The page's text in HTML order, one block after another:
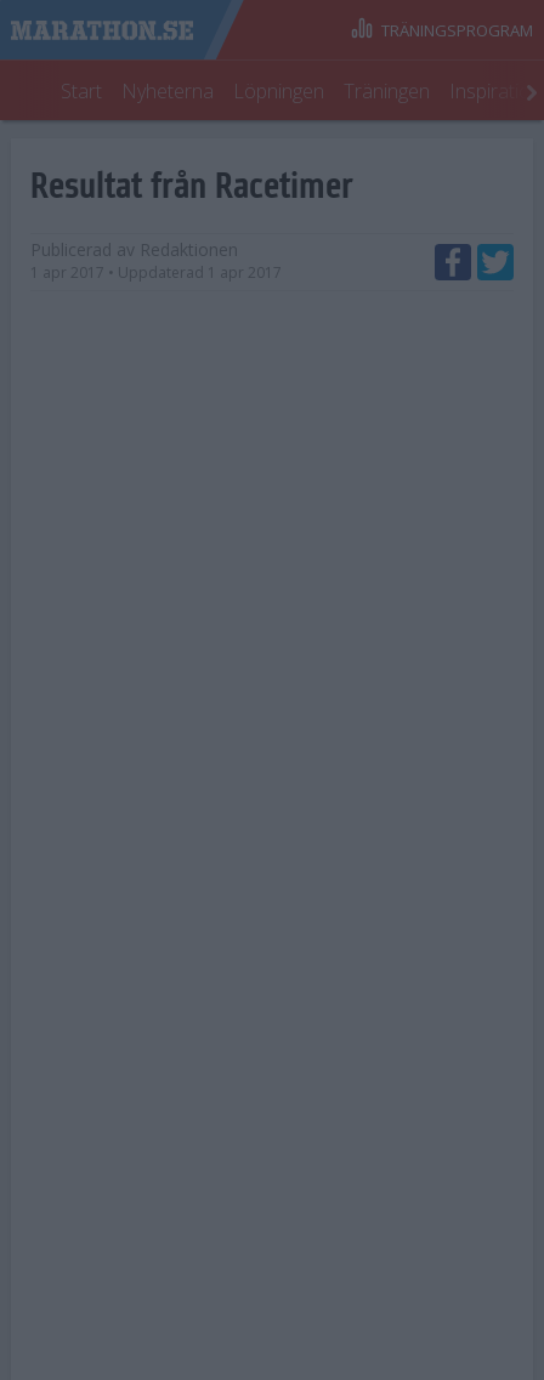
Start Nyheterna Löpningen Träningen
TRÄNINGSPROGRAM
Resultat från Racetimer
Publicerad av Redaktionen
1 apr 2017 • Uppdaterad 1 apr 2017